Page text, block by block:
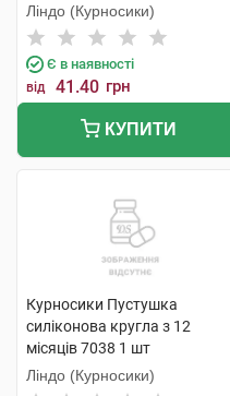
Ліндо (Курносики)
Є в наявності
від 41.40 грн
КУПИТИ
Курносики Пустушка
силіконова кругла з 12
місяців 7038 1 шт
Ліндо (Курносики)